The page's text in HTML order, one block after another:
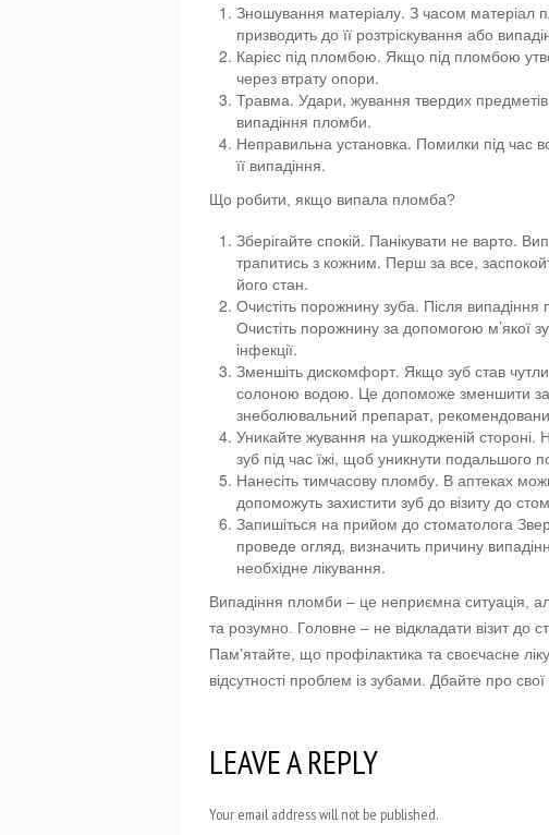
Зношування матеріалу. З часом матеріал
призводить до її розтріскування або
Карієс під пломбою. Якщо під пломбою
через втрату опори.
Травма. Удари, жування твердих
випадіння пломби.
Неправильна установка. Помилки під час
її випадіння.
Що робити, якщо випала пломба?
Зберігайте спокій. Панікувати не варто.
трапитись з кожним. Перш за все,
його стан.
Очистіть порожнину зуба. Після
Очистіть порожнину за допомогою м’якої
інфекції.
Зменшіть дискомфорт. Якщо зуб став
солоною водою. Це допоможе зменшити
знеболювальний препарат,
Уникайте жування на ушкодженій
зуб під час їжі, щоб уникнути подальшого
Нанесіть тимчасову пломбу. В аптеках
допоможуть захистити зуб до візиту до
Запишіться на прийом до стоматолога
проведе огляд, визначить причину
необхідне лікування.
Випадіння пломби – це неприємна ситуація,
та розумно. Головне – не відкладати візит до
Пам’ятайте, що профілактика та своєчасне
відсутності проблем із зубами. Дбайте про
LEAVE A REPLY
Your email address will not be published.